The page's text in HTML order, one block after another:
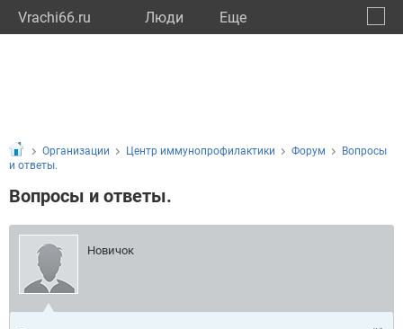
Vrachi66.ru Люди Eще
Организации Центр иммунопрофилактики Форум
Вопросы
и ответы.
Вопросы и ответы.
Новичок